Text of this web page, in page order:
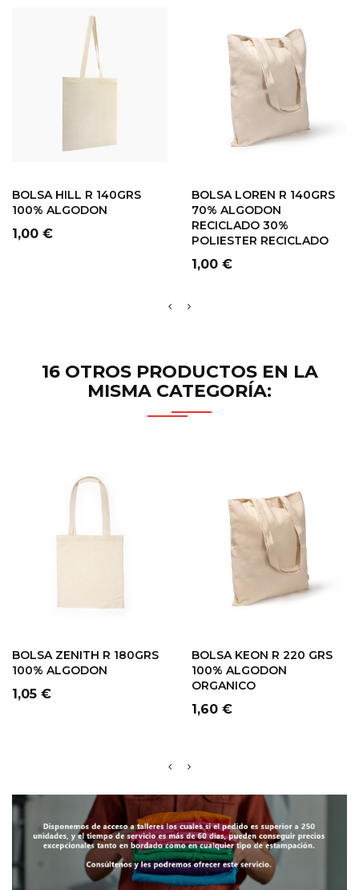
BOLSA HILL R 140GRS
100% ALGODON
Precio
1,00 €
BOLSA LOREN R 140GRS
70% ALGODON
RECICLADO 30%
POLIESTER RECICLADO
Precio
1,00 €
16 OTROS PRODUCTOS EN LA
MISMA CATEGORÍA:
BOLSA ZENITH R 180GRS
100% ALGODON
Precio
1,05 €
BOLSA KEON R 220 GRS
100% ALGODON
ORGANICO
Precio
1,60 €